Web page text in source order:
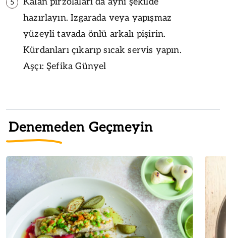
5
hazırlayın. Izgarada veya yapışmaz
yüzeyli tavada önlü arkalı pişirin.
Kürdanları çıkarıp sıcak servis yapın.
Aşçı: Şefika Günyel
Denemeden Geçmeyin